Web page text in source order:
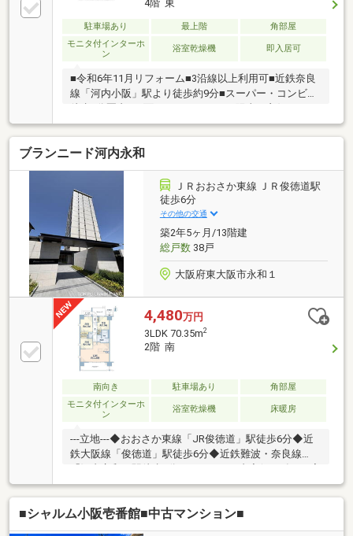
4階 東
駐車場あり 最上階
角部屋
モニタ付インターホ
ン
浴室乾燥機 即入居可
■令和6年11月リフォーム■3沿線以上利用可■近鉄奈良
線「河内小阪」駅より徒歩約9分■スーパー・コンビニ
ブランニード河内永和
ＪＲおおさか東線 ＪＲ俊徳道駅
徒歩6分
その他の交通
築2年5ヶ月/13階建
総戸数38戸
大阪府東大阪市永和１
4,480万円
3LDK 70.35m2
2階 南
南向き 駐車場あり
角部屋
モニタ付インターホ
ン
浴室乾燥機 床暖房
---立地---◆おおさか東線「JR俊徳道」駅徒歩6分◆近
鉄大阪線「俊徳道」駅徒歩6分◆近鉄難波・奈良線
了)-----◆一部クロス張替え◆ハウスクリーニング---お
すすめポイント---◆3沿線3駅利用可能◆令6年4月建築
◆ペット飼育可(規約による制限有)---専有部分---◆専
有面積：70.35m2◆2階部分・角部屋◆南向き◆セン
■シャルム小阪壱番館■中古マンション■